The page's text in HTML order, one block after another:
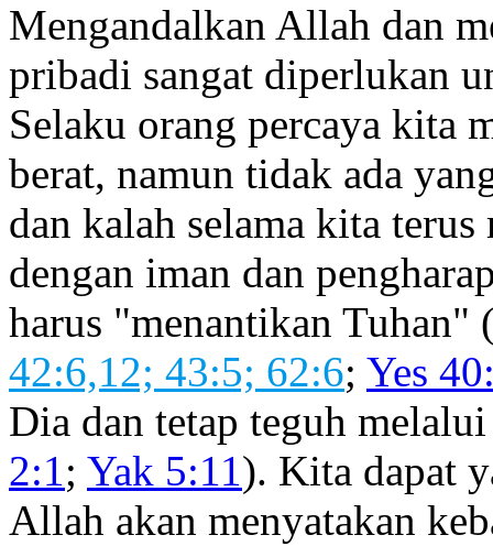
Mengandalkan Allah dan
pribadi sangat diperlukan
Selaku orang percaya kita
berat, namun tidak ada
dan kalah selama kita
dengan iman dan
harus "menantikan Tuhan"
42:6,12; 43:5; 62:6; Yes
Dia dan tetap teguh
2:1; Yak 5:11). Kita dapat
Allah akan menyatakan